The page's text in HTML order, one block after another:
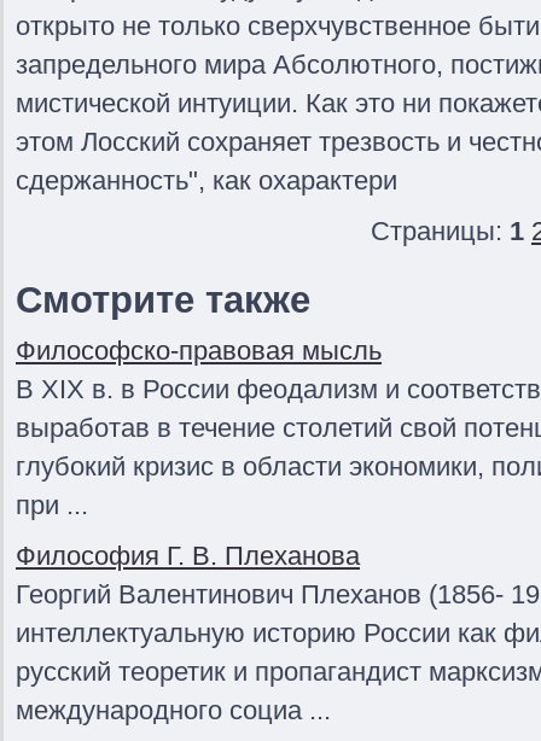
открыто не только сверхчувственное
запредельного мира Абсолютного,
мистической интуиции. Как это ни
этом Лосский сохраняет трезвость и
сдержанность", как охарактери
Страницы: 1
Смотрите также
Философско-правовая мысль
В XIX в. в России феодализм и
выработав в течение столетий свой
глубокий кризис в области экономики,
при ...
Философия Г. В. Плеханова
Георгий Валентинович Плеханов (1856-
интеллектуальную историю России как
русский теоретик и пропагандист
международного социа ...